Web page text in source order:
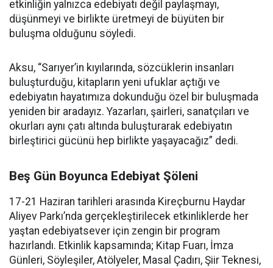
etkinliğin yalnızca edebiyatı değil paylaşmayı,
düşünmeyi ve birlikte üretmeyi de büyüten bir
buluşma olduğunu söyledi.
Aksu, “Sarıyer’in kıyılarında, sözcüklerin insanları
buluşturduğu, kitapların yeni ufuklar açtığı ve
edebiyatın hayatımıza dokunduğu özel bir buluşmada
yeniden bir aradayız. Yazarları, şairleri, sanatçıları ve
okurları aynı çatı altında buluşturarak edebiyatın
birleştirici gücünü hep birlikte yaşayacağız” dedi.
Beş Gün Boyunca Edebiyat Şöleni
17-21 Haziran tarihleri arasında Kireçburnu Haydar
Aliyev Parkı’nda gerçekleştirilecek etkinliklerde her
yaştan edebiyatsever için zengin bir program
hazırlandı. Etkinlik kapsamında; Kitap Fuarı, İmza
Günleri, Söyleşiler, Atölyeler, Masal Çadırı, Şiir Teknesi,